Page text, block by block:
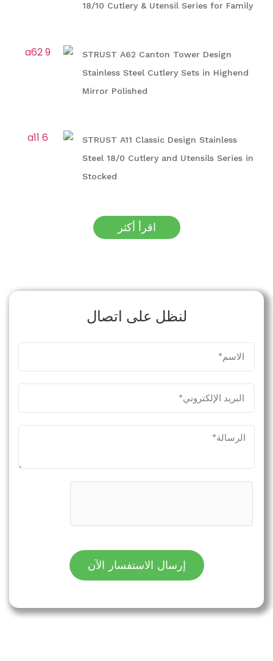
18/10 Cutlery & Utensil Series for Family
STRUST A62 Canton Tower Design
Stainless Steel Cutlery Sets in Highend
Mirror Polished
STRUST A11 Classic Design Stainless
Steel 18/0 Cutlery and Utensils Series in
Stocked
اقرأ أكثر
لنظل على اتصال
إرسال الاستفسار الآن